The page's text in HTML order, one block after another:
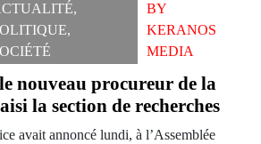
,
,
BY
KERANOS
MEDIA
nouveau procureur de la
la section de recherches
avait annoncé lundi, à l’Assemblée